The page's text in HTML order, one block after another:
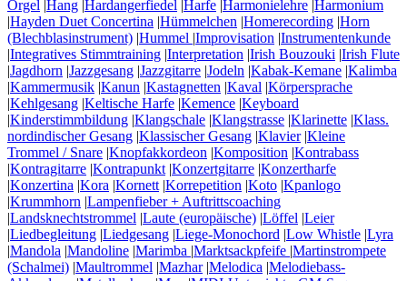
Orgel |Hang |Hardangerfiedel |Harfe |Harmonielehre |Harmonium
|Hayden Duet Concertina |Hümmelchen |Homerecording |Horn
(Blechblasinstrument) |Hummel |Improvisation |Instrumentenkunde
|Integratives Stimmtraining |Interpretation |Irish Bouzouki |Irish Flute
|Jagdhorn |Jazzgesang |Jazzgitarre |Jodeln |Kabak-Kemane |Kalimba
|Kammermusik |Kanun |Kastagnetten |Kaval |Körpersprache
|Kehlgesang |Keltische Harfe |Kemence |Keyboard
|Kinderstimmbildung |Klangschale |Klangstrasse |Klarinette |Klass.
nordindischer Gesang |Klassischer Gesang |Klavier|Kleine
Trommel / Snare |Knopfakkordeon |Komposition |Kontrabass
|Kontragitarre |Kontrapunkt|Konzertgitarre |Konzertharfe
|Konzertina |Kora |Kornett|Korrepetition |Koto |Kpanlogo
|Krummhorn |Lampenfieber + Auftrittscoaching
|Landsknechtstrommel |Laute (europäische) |Löffel |Leier
|Liedbegleitung |Liedgesang |Liege-Monochord |Low Whistle |Lyra
|Mandola |Mandoline |Marimba |Marktsackpfeife |Martinstrompete
(Schalmei) |Maultrommel |Mazhar|Melodica |Melodiebass-